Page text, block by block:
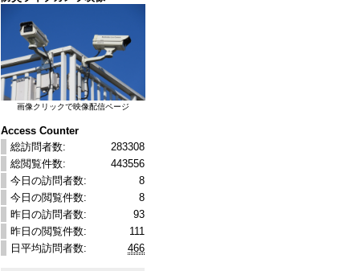
画像クリックで映像配信ページ
Access Counter
283308
総訪問者数:
443556
総閲覧件数:
8
今日の訪問者数:
8
今日の閲覧件数:
93
昨日の訪問者数:
111
昨日の閲覧件数:
466
日平均訪問者数: